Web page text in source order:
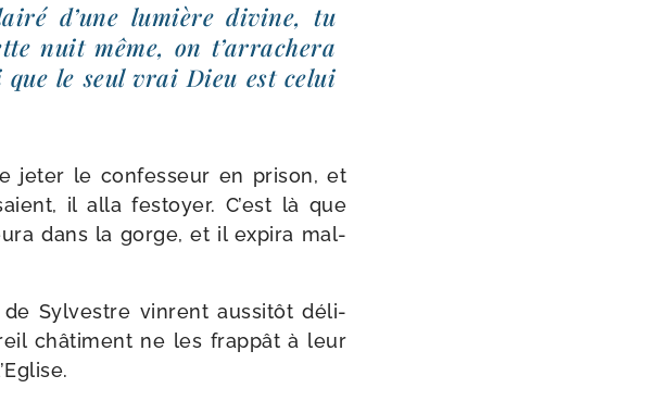
d’une lumière divine, tu
nuit même, on t’arrachera
le seul vrai Dieu est celui
jeter le confes­seur en pri­son, et
il alla fes­toyer. C’est là que
dans la gorge, et il expi­ra mal­
Sylvestre vinrent aus­si­tôt déli­
châ­ti­ment ne les frap­pât à leur